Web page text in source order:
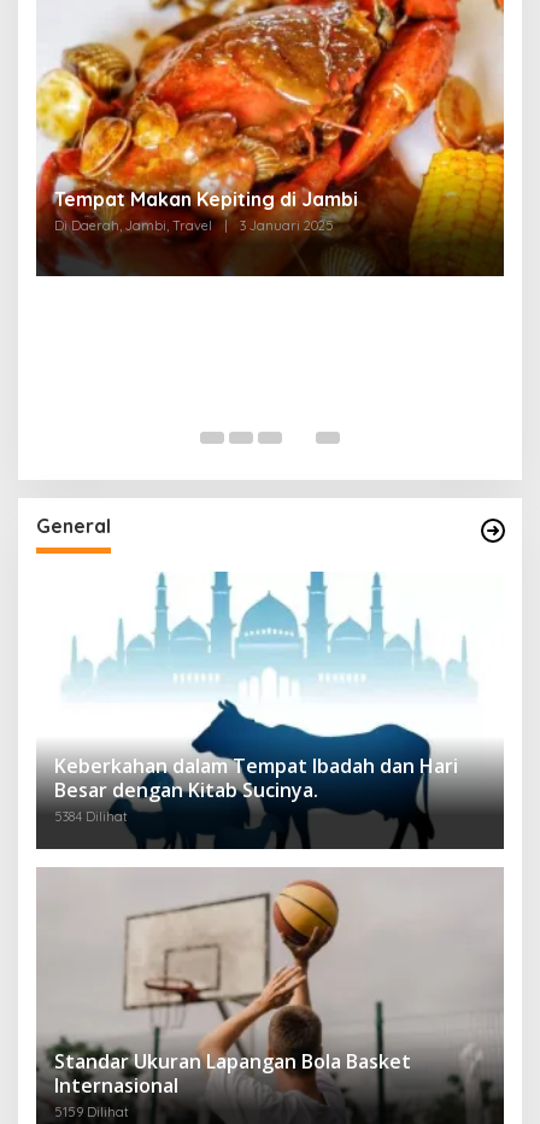
Tempat Makan di Thehok Jambi
Di Daerah, Jambi, Travel | 3 Januari 2025
General
Keberkahan dalam Tempat Ibadah dan Hari
Besar dengan Kitab Sucinya.
5384 Dilihat
Standar Ukuran Lapangan Bola Basket
Internasional
5159 Dilihat